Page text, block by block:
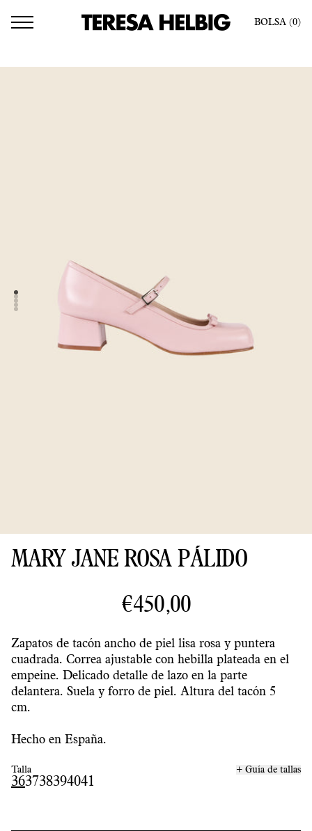
BOLSA (0)
MARY JANE ROSA PÁLIDO
€450,00
Zapatos de tacón ancho de piel lisa rosa y puntera
cuadrada. Correa ajustable con hebilla plateada en el
empeine. Delicado detalle de lazo en la parte
delantera. Suela y forro de piel. Altura del tacón 5
cm.
Hecho en España.
Talla + Guía de tallas
363738394041